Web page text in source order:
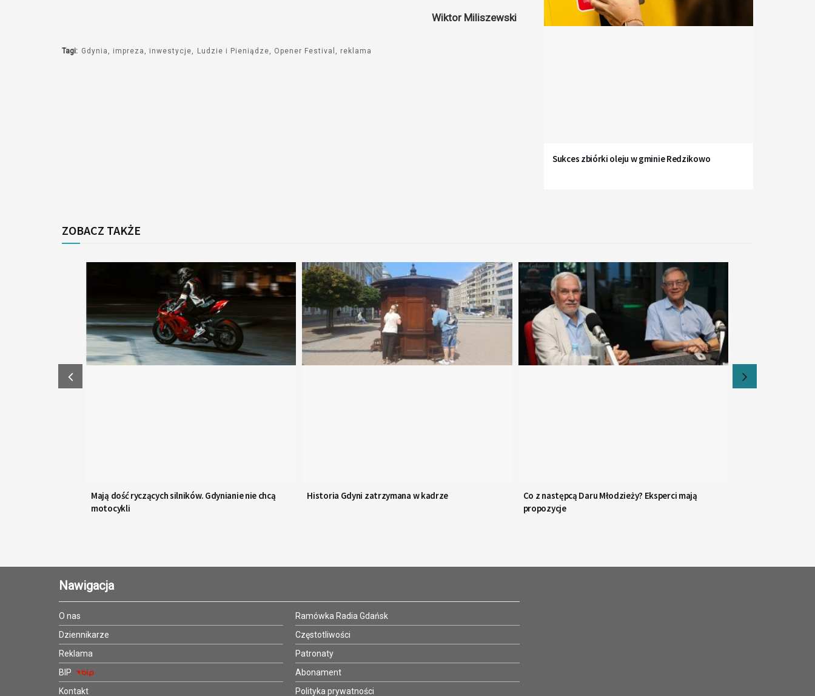
góry
Wiktor Miliszewski
Tagi: Gdynia impreza inwestycje Ludzie i Pieniądze Opener Festival reklama
Sukces zbiórki oleju w gminie Redzikowo
ZOBACZ TAKŻE
Mają dość ryczących silników. Gdynianie nie chcą
motocykli
Historia Gdyni zatrzymana w kadrze
Co z następcą Daru Młodzieży? Eksperci mają
propozycje
Nawigacja
O nas
Dziennikarze
Reklama
BIP
Kontakt
Ramówka Radia Gdańsk
Częstotliwości
Patronaty
Abonament
Polityka prywatności